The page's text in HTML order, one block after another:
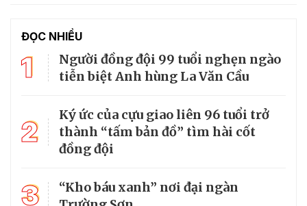
ĐỌC NHIỀU
1
Người đồng đội 99 tuổi nghẹn ngào
tiễn biệt Anh hùng La Văn Cầu
2
Ký ức của cựu giao liên 96 tuổi trở
thành “tấm bản đồ” tìm hài cốt
đồng đội
3
“Kho báu xanh” nơi đại ngàn